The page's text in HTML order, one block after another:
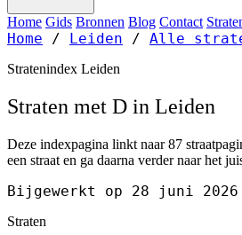
Home Gids Bronnen Blog Contact
Home / Leiden / Alle
Stratenindex Leiden
Straten met D in Leiden
Deze indexpagina linkt naar 87
een straat en ga daarna verder naar het
Bijgewerkt op 28 juni 2026
Straten